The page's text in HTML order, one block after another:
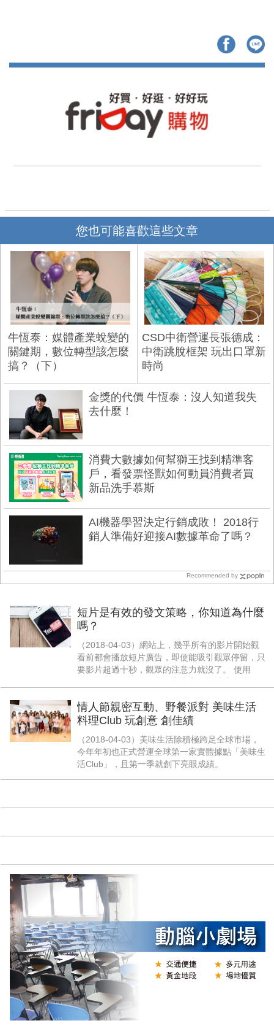
您也可能喜歡這些文章
牛恆泰：媒體產業蛻變的
關鍵期，數位轉型該怎麼
搞？（下）
CSD中衛營運長張德成：
中衛跳脫框架 玩出口罩新
時尚
金獎的代價 牛恆泰：沒人知道我失
去什麼！
消費大數據如何幫獅王找到精準客
戶，看發票怪獸如何動員消費者買
新品洗手慕斯
AI機器學習決定行銷成敗！ 2018行
銷人準備好迎接AI數據革命了嗎？
Recommended by
短片是有效的發文策略，你知道為什麼
嗎？
（2018-04-03）網站上，幾乎所有的影片開始觀
看前都會播放短片廣告，即使能吸引觀眾停留，只
要影片超過十秒，觀眾的注意力就沒了。 使用
也應該試試短片的好處！
情人節親密互動、野餐派對 美味生活
料理Club 玩創意 創佳績
（2018-04-03）美味生活除積極跨足全球市場，
今年年初也正式營運全球第一家實體據點「美味生
活Club」，且第一季就創下亮眼成績。